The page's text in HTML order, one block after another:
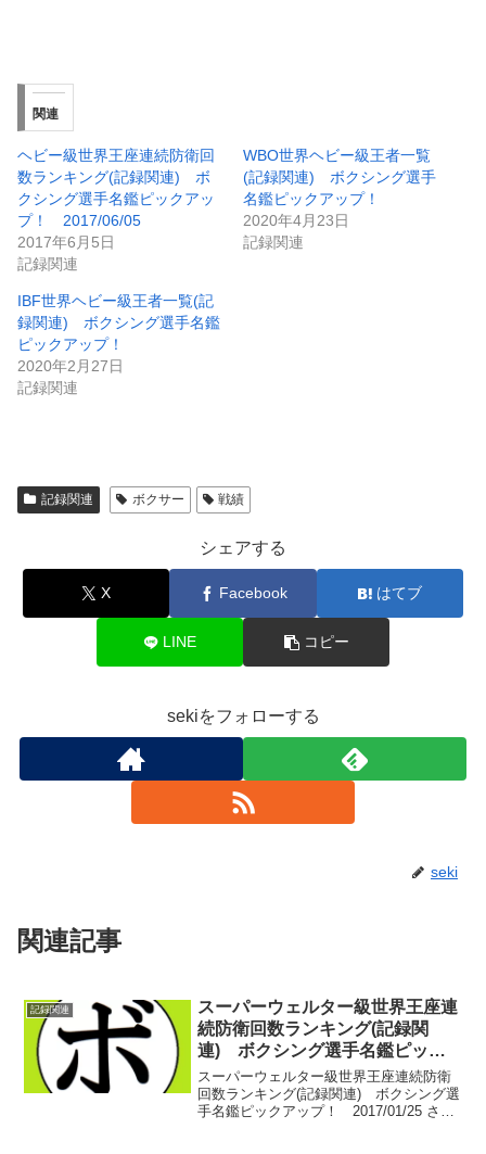
関連
ヘビー級世界王座連続防衛回
数ランキング(記録関連) ボ
クシング選手名鑑ピックアッ
プ！ 2017/06/05
2017年6月5日
記録関連
WBO世界ヘビー級王者一覧
(記録関連) ボクシング選手
名鑑ピックアップ！
2020年4月23日
記録関連
IBF世界ヘビー級王者一覧(記
録関連) ボクシング選手名鑑
ピックアップ！
2020年2月27日
記録関連
記録関連 ボクサー 戦績
シェアする
X Facebook はてブ
LINE コピー
sekiをフォローする
seki
関連記事
記録関連
スーパーウェルター級世界王座連
続防衛回数ランキング(記録関
連) ボクシング選手名鑑ピック
アップ！ 2017/01/25
スーパーウェルター級世界王座連続防衛
回数ランキング(記録関連) ボクシング選
手名鑑ピックアップ！ 2017/01/25 さ